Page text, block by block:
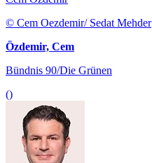
© Cem Oezdemir/ Sedat Mehder
Özdemir, Cem
Bündnis 90/Die Grünen
()